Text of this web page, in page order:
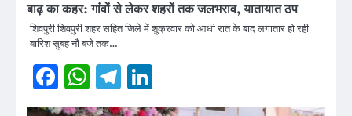
बाढ़ का कहर: गांवों से लेकर शहरों तक जलभराव, यातायात ठप
शिवपुरी शिवपुरी शहर सहित जिले में शुक्रवार को आधी रात के बाद लगातार हो रही
बारिश सुबह नौ बजे तक…
Facebook
WhatsApp
Telegram